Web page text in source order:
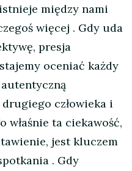
między nami
więcej . Gdy uda
presja
oceniać każdy
człowieka i
właśnie ta ciekawość,
jest kluczem
. Gdy